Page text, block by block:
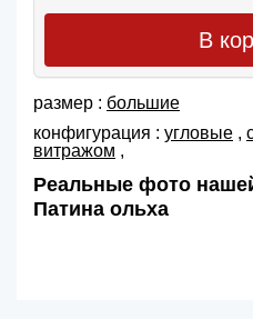
В
размер : большие
конфигурация : угловые ,
витражом ,
Реальные фото
Патина ольха